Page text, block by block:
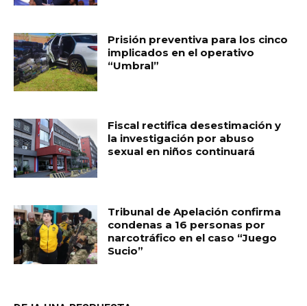
Prisión preventiva para los cinco
implicados en el operativo
“Umbral”
Fiscal rectifica desestimación y
la investigación por abuso
sexual en niños continuará
Tribunal de Apelación confirma
condenas a 16 personas por
narcotráfico en el caso “Juego
Sucio”